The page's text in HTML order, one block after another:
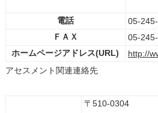
電話
05-
ＦＡＸ
05-
ホームページアドレス(URL)
http://
アセスメント関連連絡先
〒510-0304